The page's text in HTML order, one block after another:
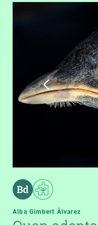
Alba Gimbert Àlvarez